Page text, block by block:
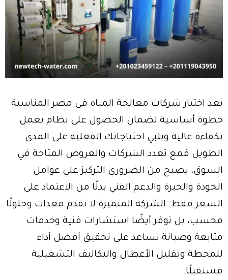
يعد اختيار شركات معالجة المياه في مصر المناسبة
خطوة أساسية لضمان الحصول على نظام يعمل
بكفاءة عالية ويلبي احتياجاتك الفعلية على المدى
الطويل فمع تعدد الشركات والعروض المتاحة في
السوق، يصبح من الضروري التركيز على عوامل
الجودة والخبرة والدعم الفني بدلًا من الاعتماد على
السعر فقط. الشركة المتميزة لا تقدم معدات وحلولًا
فحسب، بل توفر أيضًا استشارات فنية وخدمات
متابعة وصيانة تساعد على تحقيق أفضل أداء
للمحطة وتقليل الأعطال والتكاليف التشغيلية
مستقبلًا.